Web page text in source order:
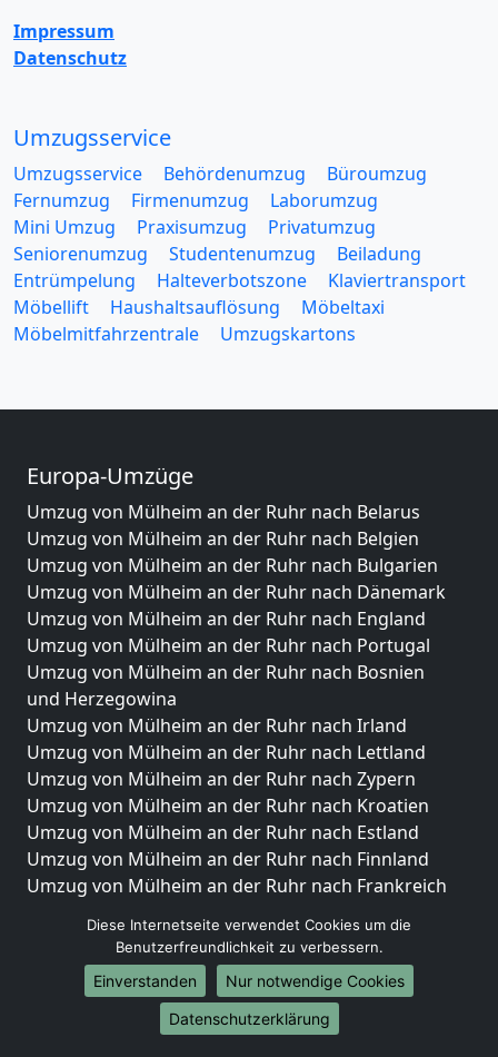
Impressum
Datenschutz
Umzugsservice
Umzugsservice Behördenumzug
Büroumzug
Fernumzug
Firmenumzug
Laborumzug
Mini Umzug
Praxisumzug
Privatumzug
Seniorenumzug
Studentenumzug
Beiladung
Entrümpelung
Halteverbotszone
Klaviertransport
Möbellift
Haushaltsauflösung
Möbeltaxi
Möbelmitfahrzentrale
Umzugskartons
Europa-Umzüge
Umzug von Mülheim an der Ruhr nach Belarus
Umzug von Mülheim an der Ruhr nach Belgien
Umzug von Mülheim an der Ruhr nach Bulgarien
Umzug von Mülheim an der Ruhr nach Dänemark
Umzug von Mülheim an der Ruhr nach England
Umzug von Mülheim an der Ruhr nach Portugal
Umzug von Mülheim an der Ruhr nach Bosnien
und Herzegowina
Umzug von Mülheim an der Ruhr nach Irland
Umzug von Mülheim an der Ruhr nach Lettland
Umzug von Mülheim an der Ruhr nach Zypern
Umzug von Mülheim an der Ruhr nach Kroatien
Umzug von Mülheim an der Ruhr nach Estland
Umzug von Mülheim an der Ruhr nach Finnland
Umzug von Mülheim an der Ruhr nach Frankreich
Umzug von Mülheim an der Ruhr nach Italien
Umzug von Mülheim an der Ruhr nach Liechtenstein
Umzug von Mülheim an der Ruhr nach Luxemburg
Umzug von Mülheim an der Ruhr nach Niederlande
Diese Internetseite verwendet Cookies um die
Benutzerfreundlichkeit zu verbessern.
Einverstanden
Nur notwendige Cookies
Datenschutzerklärung